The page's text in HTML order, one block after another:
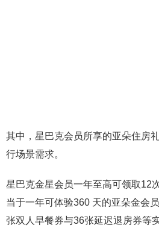
其中，星巴克会员所享的亚朵住房
行场景需求。
星巴克金星会员一年至高可领取12
当于一年可体验360 天的亚朵金会
张双人早餐券与36张延迟退房券等